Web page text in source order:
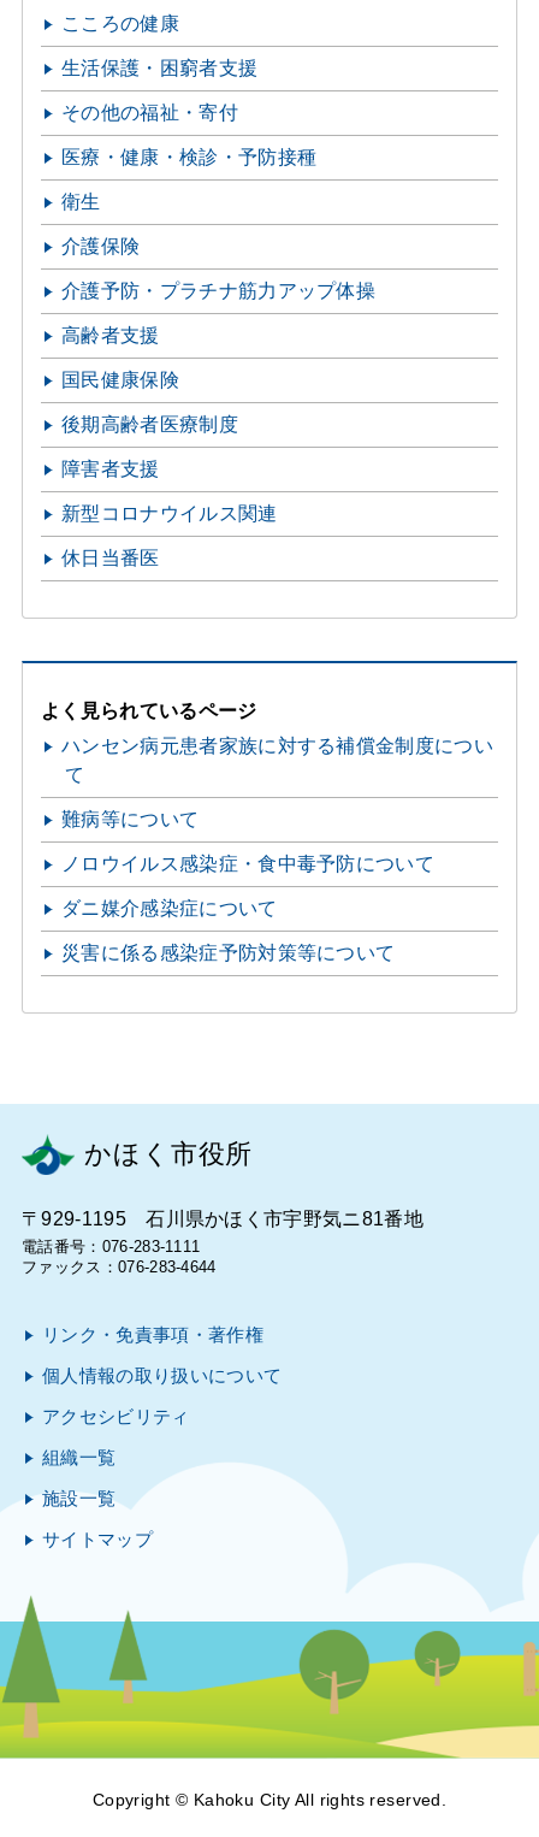
こころの健康
生活保護・困窮者支援
その他の福祉・寄付
医療・健康・検診・予防接種
衛生
介護保険
介護予防・プラチナ筋力アップ体操
高齢者支援
国民健康保険
後期高齢者医療制度
障害者支援
新型コロナウイルス関連
休日当番医
よく見られているページ
ハンセン病元患者家族に対する補償金制度につい
て
難病等について
ノロウイルス感染症・食中毒予防について
ダニ媒介感染症について
災害に係る感染症予防対策等について
かほく市役所
〒929-1195 石川県かほく市宇野気ニ81番地
電話番号：076-283-1111
ファックス：076-283-4644
リンク・免責事項・著作権
個人情報の取り扱いについて
アクセシビリティ
組織一覧
施設一覧
サイトマップ
Copyright © Kahoku City All rights reserved.